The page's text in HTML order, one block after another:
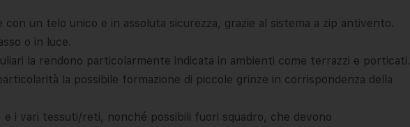
con un telo unico e in assoluta sicurezza, grazie al sistema a zip antivento.
o in luce.
la rendono particolarmente indicata in ambienti come terrazzi e porticati.
la possibile formazione di piccole grinze in corrispondenza della
i vari tessuti/reti, nonché possibili fuori squadro, che devono